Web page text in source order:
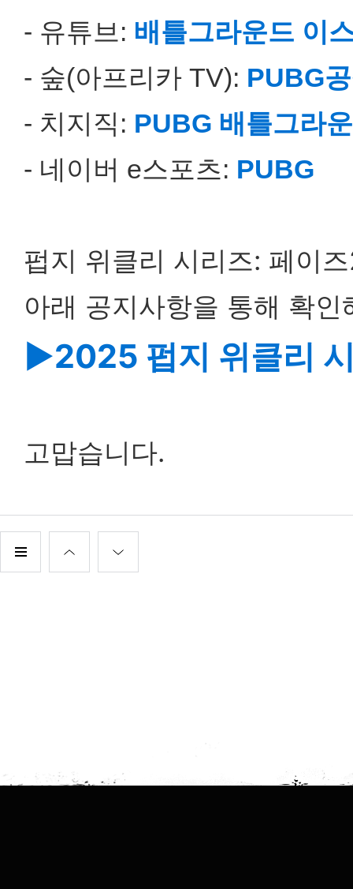
- 유튜브: 배틀그라운드 이
- 숲(아프리카 TV): PUBG
- 치지직: PUBG 배틀그라
- 네이버 e스포츠: PUBG
펍지 위클리 시리즈: 페이
아래 공지사항을 통해 확인
▶2025 펍지 위클리
고맙습니다.